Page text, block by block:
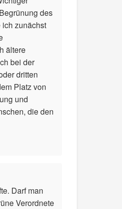
des
zunächst
ältere
bei der
dritten
Platz von
und
die den
Darf man
Verordnete